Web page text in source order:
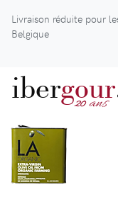
Livraison réduite pour
Belgique
ibergour
20 ans